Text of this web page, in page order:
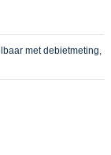
met debietmeting,